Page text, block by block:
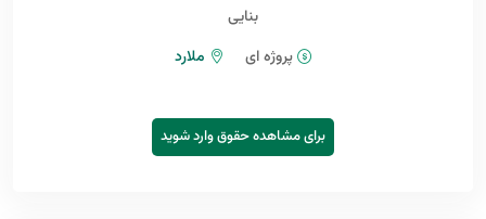
بنایی
پروژه ای
ملارد
برای مشاهده حقوق وارد شوید